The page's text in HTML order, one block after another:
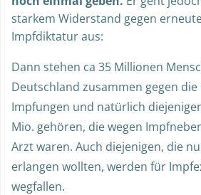
starkem Widerstand gegen
Impfdiktatur aus:
Dann stehen ca 35 Millionen
Deutschland zusammen gegen
Impfungen und natürlich
Mio. gehören, die wegen
Arzt waren. Auch diejenigen, die
erlangen wollten, werden für
wegfallen.